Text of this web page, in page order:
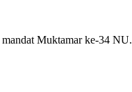
Muktamar ke-34 NU.